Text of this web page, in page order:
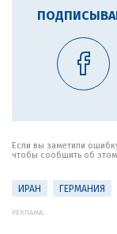
Если вы заметили
чтобы сообщить об
ИРАН ГЕРМАНИЯ
РЕКЛАМА: